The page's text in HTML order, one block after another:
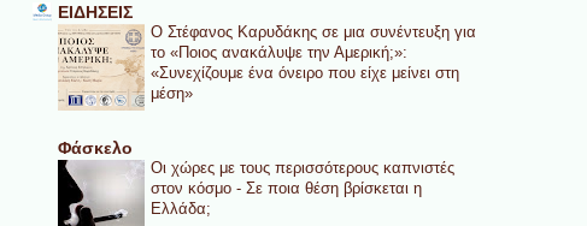
ΕΙΔΗΣΕΙΣ
Ο Στέφανος Καρυδάκης σε μια συνέντευξη για
το «Ποιος ανακάλυψε την Αμερική;»:
«Συνεχίζουμε ένα όνειρο που είχε μείνει στη
μέση»
Φάσκελο
Οι χώρες με τους περισσότερους καπνιστές
στον κόσμο - Σε ποια θέση βρίσκεται η
Ελλάδα;